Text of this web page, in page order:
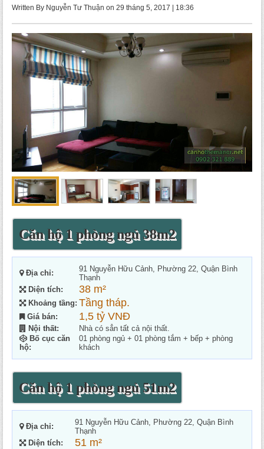
Written By Nguyễn Tư Thuận on 29 tháng 5, 2017 | 18:36
Căn hộ 1 phòng ngủ 38m2
Địa chỉ:
91 Nguyễn Hữu Cảnh, Phường 22, Quận Bình
Thạnh
Diện tích:
38 m²
Khoảng tầng: Tầng tháp.
Giá bán: 1,5 tỷ VNĐ
Nội thất:
Nhà có sẳn tất cả nội thất.
Bố cục căn
hộ:
01 phòng ngủ + 01 phòng tắm + bếp + phòng
khách
Căn hộ 1 phòng ngủ 51m2
Địa chỉ:
91 Nguyễn Hữu Cảnh, Phường 22, Quận Bình
Thạnh
Diện tích:
51 m²